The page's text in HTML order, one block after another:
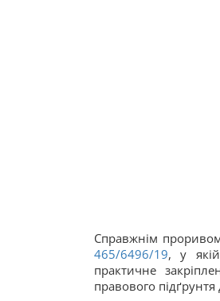
Справжнім
465/6496/19, у
практичне
правового підґрунтя